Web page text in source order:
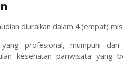
diuraikan dalam 4 (empat)
yang profesional, mumpuni
kesehatan pariwisata yang